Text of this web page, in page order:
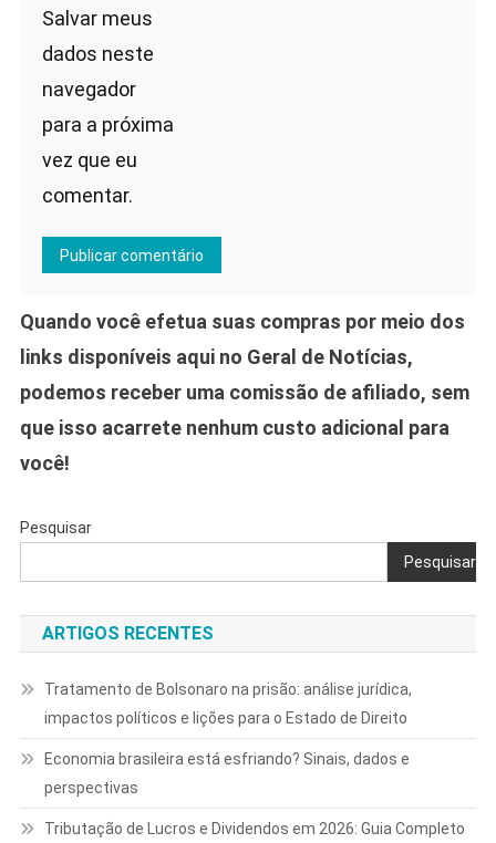
Salvar meus
dados neste
navegador
para a próxima
vez que eu
comentar.
Quando você efetua suas compras por meio dos
links disponíveis aqui no Geral de Notícias,
podemos receber uma comissão de afiliado, sem
que isso acarrete nenhum custo adicional para
você!
Pesquisar
Pesquisar
ARTIGOS RECENTES
Tratamento de Bolsonaro na prisão: análise jurídica,
impactos políticos e lições para o Estado de Direito
Economia brasileira está esfriando? Sinais, dados e
perspectivas
Tributação de Lucros e Dividendos em 2026: Guia Completo